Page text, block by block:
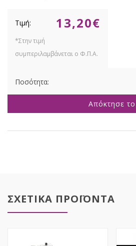
13,20€
Απόκτησε το
ΣΧΕΤΙΚΑ ΠΡΟΪΟΝΤΑ